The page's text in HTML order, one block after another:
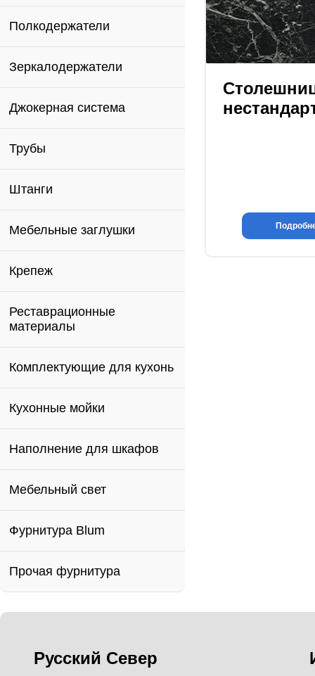
Полкодержатели
Зеркалодержатели
Джокерная система
Трубы
Штанги
Мебельные заглушки
Крепеж
Реставрационные
материалы
Комплектующие для кухонь
Кухонные мойки
Наполнение для шкафов
Мебельный свет
Фурнитура Blum
Прочая фурнитура
Русский Север